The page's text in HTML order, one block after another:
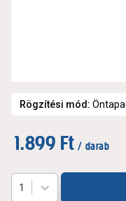
Rögzítési mód:
1.899 Ft / darab
1